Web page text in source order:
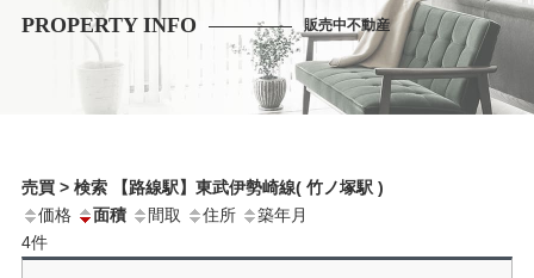
PROPERTY INFO 販売中不動産
売買 > 検索 【路線駅】東武伊勢崎線( 竹ノ塚駅 )
価格
面積 間取 住所
築年月
4件